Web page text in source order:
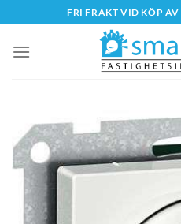
to
content
FRI FRAKT VID KÖP